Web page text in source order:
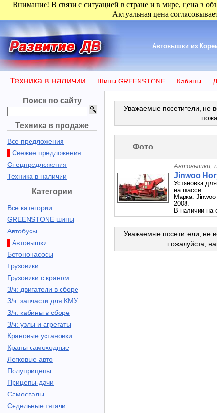
Внимание! В связи с ситуацией в стране и в мире, цена в
Актуальная цена
Автовышки из
Техника в наличии Шины GREENSTONE Кабины
Поиск по сайту
Техника в продаже
Все предложения
Свежие предложения
Спецпредложения
Техника в наличии
Категории
Все категории
GREENSTONE шины
Автобусы
Автовышки
Бетононасосы
Грузовики
Грузовики с краном
З/ч: двигатели в сборе
З/ч: запчасти для КМУ
З/ч: кабины в сборе
З/ч: узлы и агрегаты
Крановые установки
Краны самоходные
Легковые авто
Полуприцепы
Прицепы-дачи
Самосвалы
Седельные тягачи
Уважаемые посетители, не
Фото
Автовышки,
Jinwoo
Установка
на шасси.
Марка:
2008.
В наличии на
Уважаемые посетители, не
пожалуйста,